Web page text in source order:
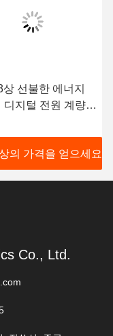
선불한 에너지
디지털 전원 계량기
의 가격을 얻으세요
Co., Ltd.